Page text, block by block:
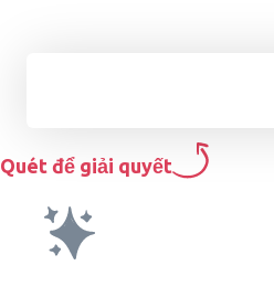
Quét để giải quyết